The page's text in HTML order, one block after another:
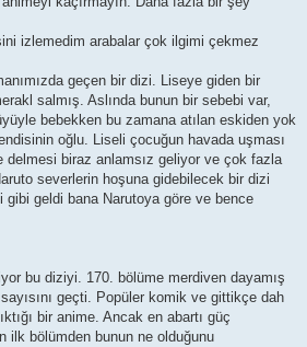
izlemedim arabalar çok ilgimi çekmez
geçen bir dizi. Liseye giden bir
salmış. Aslında bunun bir sebebi var,
bebekken bu zamana atılan eskiden yok
oğlu. Liseli çocuğun havada uşması
delmesi biraz anlamsız geliyor ve çok fazla
severlerin hoşuna gidebilecek bir dizi
gibi geldi bana Narutoya göre ve bence
bu diziyi. 170. bölüme merdiven dayamış
geçti. Popüler komik ve gittikçe dah
bir anime. Ancak en abartı güç
ilk bölümden bunun ne olduğunu